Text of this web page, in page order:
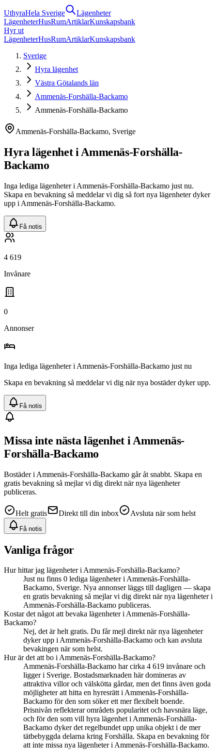
UthyraHela Sverige
Lägenheter
LägenheterHusRumArtiklarKunskapsbank
Hyr ut
LägenheterHusRumArtiklarKunskapsbank
Sverige
Hyra lägenhet
Västra Götalands län
Ammenäs-Forshälla-Backamo
Ammenäs-Forshälla-Backamo
Ammenäs-Forshälla-Backamo, Sverige
Hyralägenheti Ammenäs-Forshälla-
Backamo
Inga lediga lägenheter i Ammenäs-Forshälla-Backamo just nu.
Skapa en bevakning så meddelar vi dig så fort nya lägenheter dyker
upp i Ammenäs-Forshälla-Backamo.
Få notis
4 619
Invånare
0
Annonser
Inga lediga lägenheter i Ammenäs-Forshälla-Backamo just nu
Skapa en bevakning så meddelar vi dig när nya bostäder dyker upp.
Få notis
Missa inte nästa lägenhet i Ammenäs-
Forshälla-Backamo
Bostäderi Ammenäs-Forshälla-Backamo går åt snabbt. Skapa en
gratis bevakning så mejlar vi dig direkt när nya lägenheter
publiceras.
Helt gratis Direkt till din inbox Avsluta när som helst
Få notis
Vanliga frågor
Hur hittar jag lägenheter i Ammenäs-Forshälla-Backamo?
Just nu finns 0 lediga lägenheter i Ammenäs-Forshälla-
Backamo, Sverige. Nya annonser läggs till dagligen — skapa
en gratis bevakning så mejlar vi dig direkt när nya lägenheter i
Ammenäs-Forshälla-Backamo publiceras.
Kostar det något att bevaka lägenheter i Ammenäs-Forshälla-
Backamo?
Nej, det är helt gratis. Du får mejl direkt när nya lägenheter
dyker upp i Ammenäs-Forshälla-Backamo och kan avsluta
bevakingen när som helst.
Hur är det att bo i Ammenäs-Forshälla-Backamo?
Ammenäs-Forshälla-Backamo har cirka 4 619 invånare och
ligger i Sverige. Bostadsmarknaden här domineras av
attraktiva villor och välskötta gårdar, men det finns även goda
möjligheter att hitta en hyresrätt i Ammenäs-Forshälla-
Backamo för den som söker ett mer flexibelt boende.
Prisnivån reflekterar områdets popularitet och havsnära läge,
och för den som vill hyra lägenhet i Ammenäs-Forshälla-
Backamo dyker det regelbundet upp unika objekt i de mer
tätbebyggda delarna kring Forshälla. Skapa en bevakning för
att inte missa nya lägenheter i Ammenäs-Forshälla-Backamo.